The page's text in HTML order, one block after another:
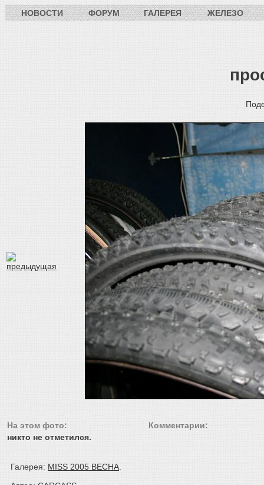
НОВОСТИ ФОРУМ ГАЛЕРЕЯ ЖЕЛЕЗО
На этом фото:
никто не отметился.
Комментарии:
Галерея: MISS 2005 ВЕСНА